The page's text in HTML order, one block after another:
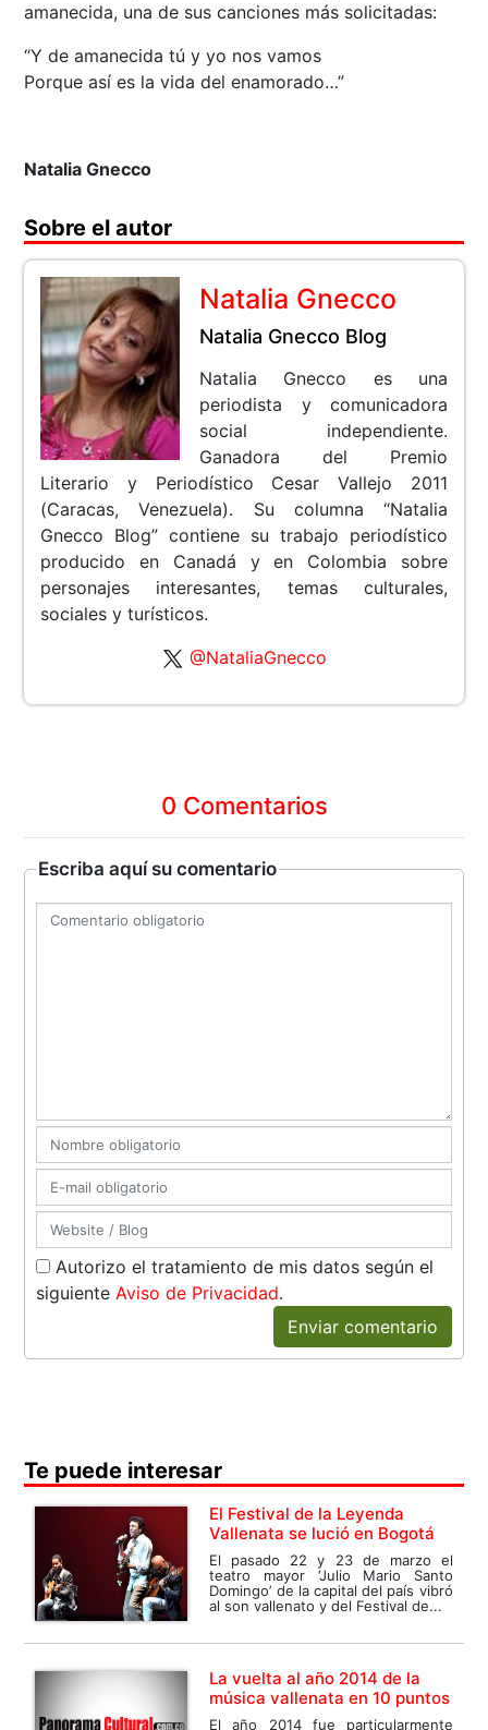
amanecida, una de sus canciones más solicitadas:
“Y de amanecida tú y yo nos vamos
Porque así es la vida del enamorado…”
Natalia Gnecco
Sobre el autor
Natalia Gnecco
Natalia Gnecco Blog
Natalia Gnecco es una
periodista y comunicadora
social independiente.
Ganadora del Premio
Literario y Periodístico Cesar Vallejo 2011
(Caracas, Venezuela). Su columna “Natalia
Gnecco Blog” contiene su trabajo periodístico
producido en Canadá y en Colombia sobre
personajes interesantes, temas culturales,
sociales y turísticos.
@NataliaGnecco
0 Comentarios
Escriba aquí su comentario
Autorizo el tratamiento de mis datos según el
siguienteAviso de Privacidad.
Enviar comentario
Te puede interesar
El Festival de la Leyenda
Vallenata se lució en Bogotá
El pasado 22 y 23 de marzo el
teatro mayor ‘Julio Mario Santo
Domingo’ de la capital del país vibró
al son vallenato y del Festival de...
La vuelta al año 2014 de la
música vallenata en 10 puntos
El año 2014 fue particularmente